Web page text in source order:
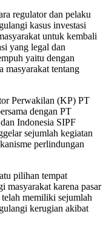
regulator dan pelaku
kasus investasi
untuk kembali
yang legal dan
yaitu dengan
masyarakat tentang
Perwakilan (KP) PT
dengan PT
Indonesia SIPF
sejumlah kegiatan
perlindungan
pilihan tempat
masyarakat karena pasar
memiliki sejumlah
kerugian akibat